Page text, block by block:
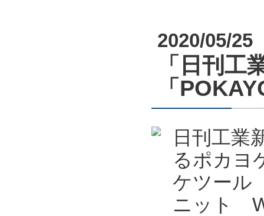
2020/05/25
「日刊工
「
日刊工業
るポカヨ
ケツール
ニット